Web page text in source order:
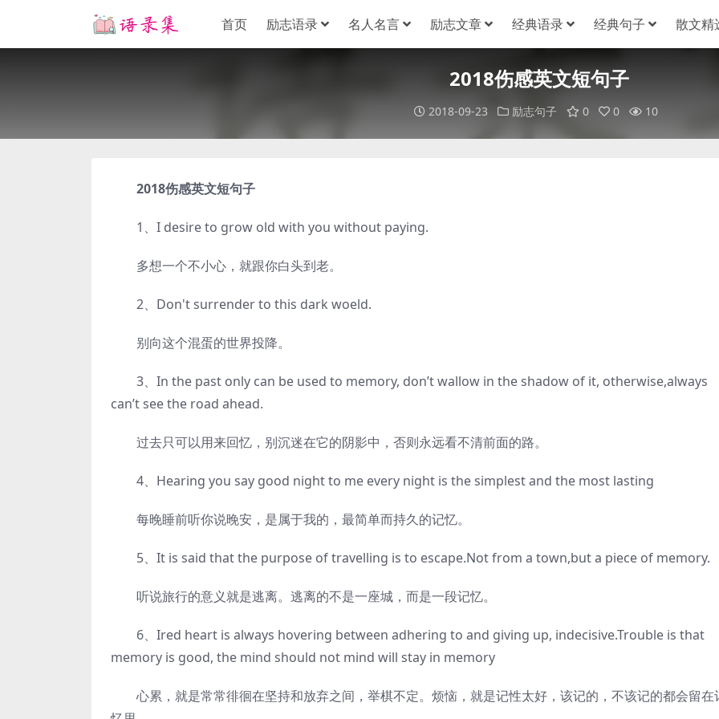
首页 励志语录 名人名言 励志文章 经典语录 经典句子 散文精
2018伤感英文短句子
2018-09-23 励志句子 0 0 10
2018伤感英文短句子
1、I desire to grow old with you without paying.
多想一个不小心，就跟你白头到老。
2、Don't surrender to this dark woeld.
别向这个混蛋的世界投降。
3、In the past only can be used to memory, don’t wallow in the shadow of it, otherwise,always
can’t see the road ahead.
过去只可以用来回忆，别沉迷在它的阴影中，否则永远看不清前面的路。
4、Hearing you say good night to me every night is the simplest and the most lasting
每晚睡前听你说晚安，是属于我的，最简单而持久的记忆。
5、It is said that the purpose of travelling is to escape.Not from a town,but a piece of memory.
听说旅行的意义就是逃离。逃离的不是一座城，而是一段记忆。
6、Ired heart is always hovering between adhering to and giving up, indecisive.Trouble is that
memory is good, the mind should not mind will stay in memory
心累，就是常常徘徊在坚持和放弃之间，举棋不定。烦恼，就是记性太好，该记的，不该记的都会留在